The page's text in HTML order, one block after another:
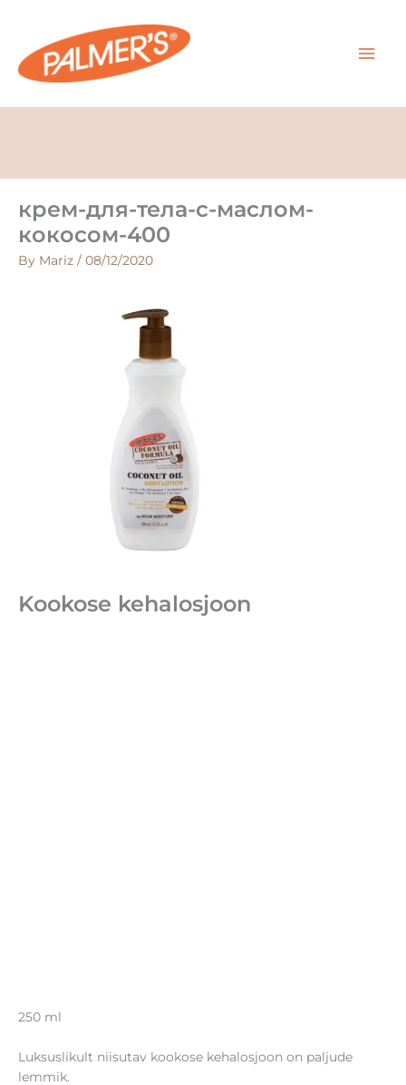
content
крем-для-тела-с-маслом-
кокосом-400
By Mariz / 08/12/2020
Kookose kehalosjoon
250 ml
Luksuslikult niisutav kookose kehalosjoon on paljude
lemmik.